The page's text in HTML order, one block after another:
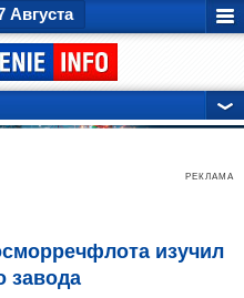
Августа
РЕКЛАМА
изучил
завода